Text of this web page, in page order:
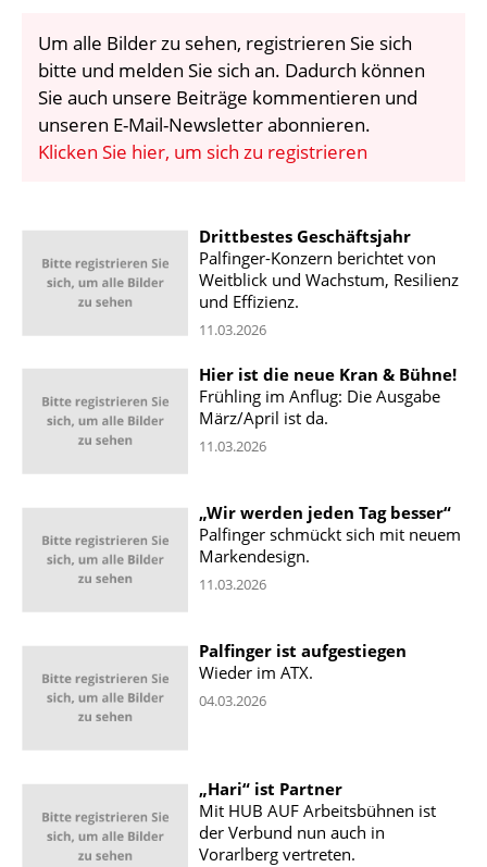
KRAN & BÜHNE
MEDIADATEN
WÄHRUNGSRECHNER
EINHEITENKONVERTER
Um alle Bilder zu sehen, registrieren Sie sich
bitte und melden Sie sich an. Dadurch können
Sie auch unsere Beiträge kommentieren und
unseren E-Mail-Newsletter abonnieren.
Klicken Sie hier, um sich zu registrieren
Drittbestes Geschäftsjahr
Palfinger-Konzern berichtet von
Weitblick und Wachstum, Resilienz
und Effizienz.
11.03.2026
Hier ist die neue Kran & Bühne!
Frühling im Anflug: Die Ausgabe
März/April ist da.
11.03.2026
„Wir werden jeden Tag besser“
Palfinger schmückt sich mit neuem
Markendesign.
11.03.2026
Palfinger ist aufgestiegen
Wieder im ATX.
04.03.2026
„Hari“ ist Partner
Mit HUB AUF Arbeitsbühnen ist
der Verbund nun auch in
Vorarlberg vertreten.